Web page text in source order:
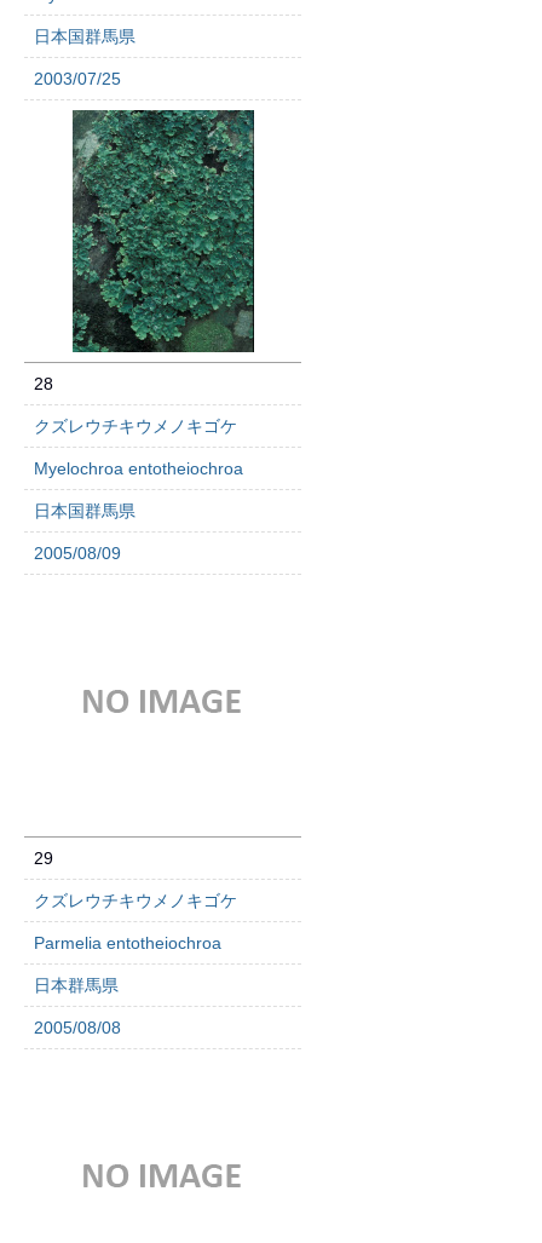
日本国群馬県
2003/07/25
28
クズレウチキウメノキゴケ
Myelochroa entotheiochroa
日本国群馬県
2005/08/09
29
クズレウチキウメノキゴケ
Parmelia entotheiochroa
日本群馬県
2005/08/08